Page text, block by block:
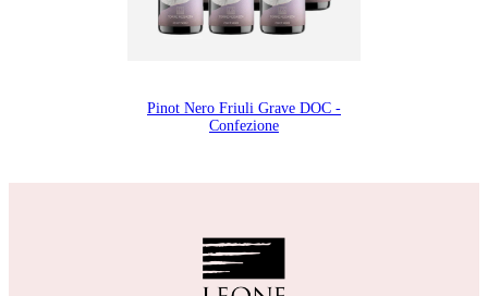
Pinot Nero Friuli Grave DOC -
Confezione